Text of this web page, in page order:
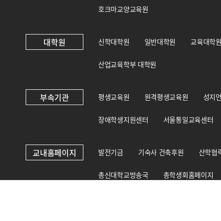
호크마교양교육원
대학원 신학대학원 일반대학원 교육대학원
산업교육학부 대학원
부속기관 평생교육원 원격평생교육원 성지
장애학생지원센터 서울통일교육센터
교내홈페이지 발전기금 기숙사 건축후원 산학협
총신대학교방송국 총학생회홈페이지